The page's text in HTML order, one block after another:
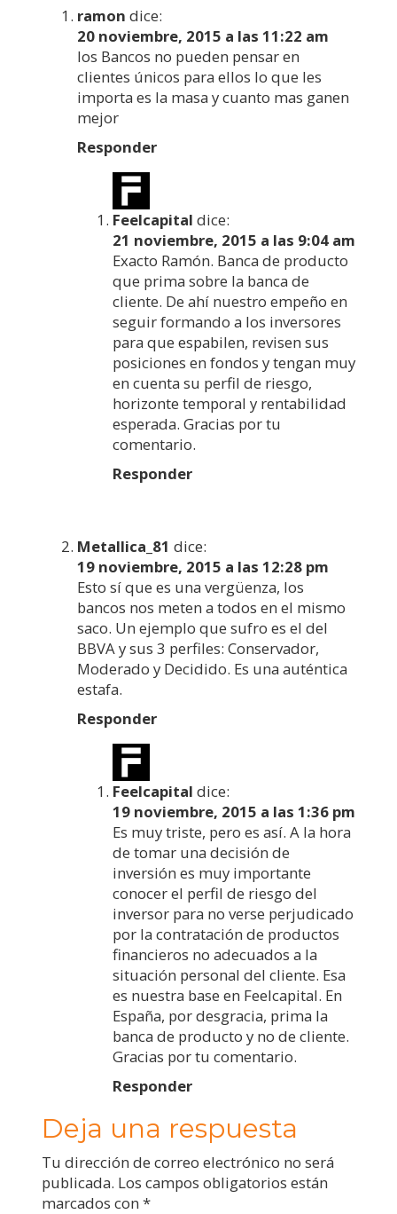
ramon dice:
20 noviembre, 2015 a las 11:22 am
los Bancos no pueden pensar en
clientes únicos para ellos lo que les
importa es la masa y cuanto mas ganen
mejor
Responder
Feelcapital dice:
21 noviembre, 2015 a las 9:04 am
Exacto Ramón. Banca de producto
que prima sobre la banca de
cliente. De ahí nuestro empeño en
seguir formando a los inversores
para que espabilen, revisen sus
posiciones en fondos y tengan muy
en cuenta su perfil de riesgo,
horizonte temporal y rentabilidad
esperada. Gracias por tu
comentario.
Responder
Metallica_81 dice:
19 noviembre, 2015 a las 12:28 pm
Esto sí que es una vergüenza, los
bancos nos meten a todos en el mismo
saco. Un ejemplo que sufro es el del
BBVA y sus 3 perfiles: Conservador,
Moderado y Decidido. Es una auténtica
estafa.
Responder
Feelcapital dice:
19 noviembre, 2015 a las 1:36 pm
Es muy triste, pero es así. A la hora
de tomar una decisión de
inversión es muy importante
conocer el perfil de riesgo del
inversor para no verse perjudicado
por la contratación de productos
financieros no adecuados a la
situación personal del cliente. Esa
es nuestra base en Feelcapital. En
España, por desgracia, prima la
banca de producto y no de cliente.
Gracias por tu comentario.
Responder
Deja una respuesta
Tu dirección de correo electrónico no será
publicada. Los campos obligatorios están
marcados con *